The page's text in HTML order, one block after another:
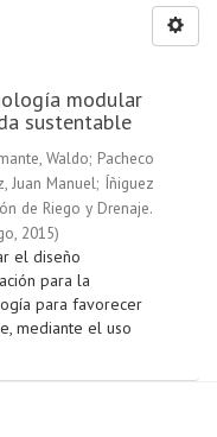
modular
sustentable
Waldo; Pacheco
Juan Manuel; Íñiguez
de Riego y Drenaje.
, 2015)
el diseño
para la
para favorecer
mediante el uso